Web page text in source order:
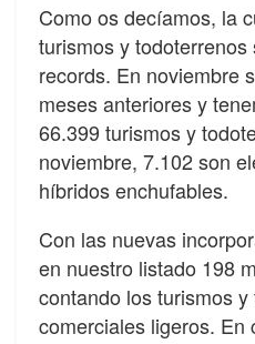
Como os decíamos, la
turismos y todoterrenos
records. En noviembre
meses anteriores y
66.399 turismos y
noviembre, 7.102 son
híbridos enchufables.
Con las nuevas
en nuestro listado 198
contando los turismos
comerciales ligeros. En